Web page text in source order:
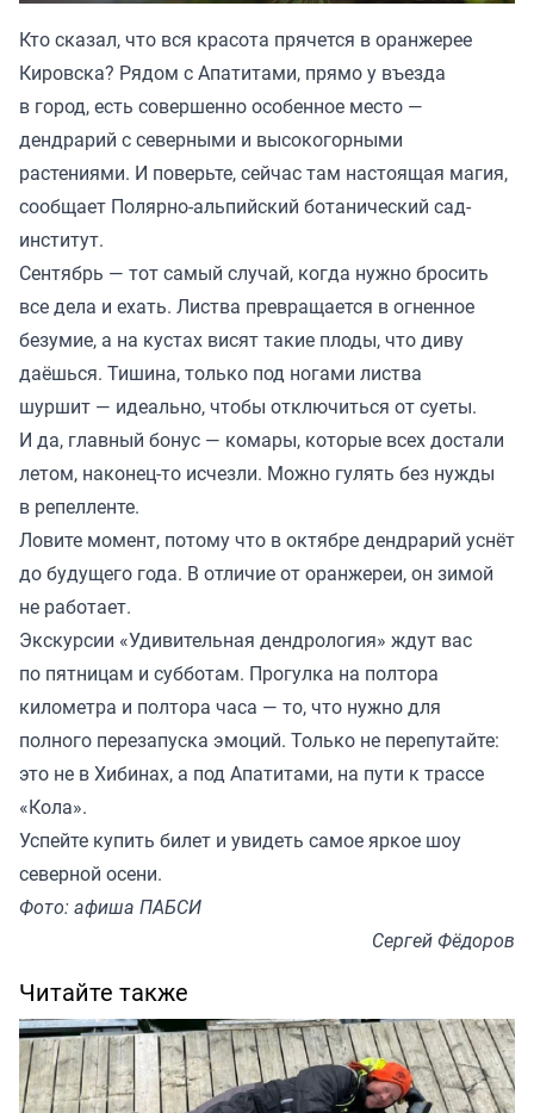
Кто сказал, что вся красота прячется в оранжерее
Кировска? Рядом с Апатитами, прямо у въезда
в город, есть совершенно особенное место —
дендрарий с северными и высокогорными
растениями. И поверьте, сейчас там настоящая магия,
сообщает Полярно-альпийский ботанический сад-
институт.
Сентябрь — тот самый случай, когда нужно бросить
все дела и ехать. Листва превращается в огненное
безумие, а на кустах висят такие плоды, что диву
даёшься. Тишина, только под ногами листва
шуршит — идеально, чтобы отключиться от суеты.
И да, главный бонус — комары, которые всех достали
летом, наконец-то исчезли. Можно гулять без нужды
в репелленте.
Ловите момент, потому что в октябре дендрарий уснёт
до будущего года. В отличие от оранжереи, он зимой
не работает.
Экскурсии «Удивительная дендрология» ждут вас
по пятницам и субботам. Прогулка на полтора
километра и полтора часа — то, что нужно для
полного перезапуска эмоций. Только не перепутайте:
это не в Хибинах, а под Апатитами, на пути к трассе
«Кола».
Успейте купить билет и увидеть самое яркое шоу
северной осени.
Фото: афиша ПАБСИ
Сергей Фёдоров
Читайте также